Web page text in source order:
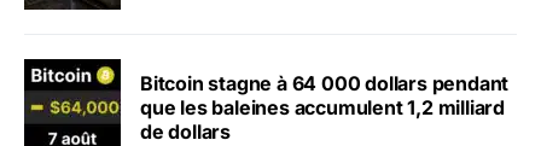
Bitcoin stagne à 64 000 dollars pendant
que les baleines accumulent 1,2 milliard
de dollars